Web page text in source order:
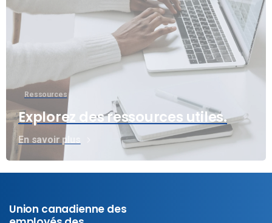
Ressources
Explorez des ressources utiles.
En savoir plus
Union canadienne des